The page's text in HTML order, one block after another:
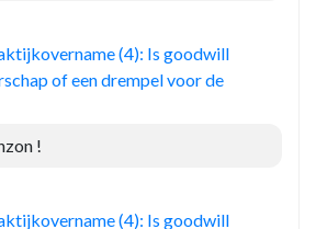
(4): Is goodwill
of een drempel voor de
!
(4): Is goodwill